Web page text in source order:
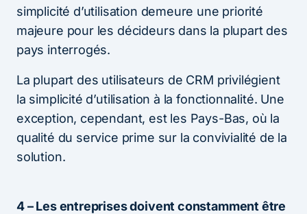
simplicité d’utilisation demeure une priorité
majeure pour les décideurs dans la plupart des
pays interrogés.
La plupart des utilisateurs de CRM privilégient
la simplicité d’utilisation à la fonctionnalité. Une
exception, cependant, est les Pays-Bas, où la
qualité du service prime sur la convivialité de la
solution.
4 – Les entreprises doivent constamment être